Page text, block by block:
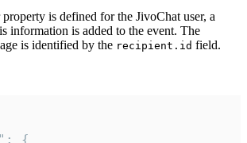
property is defined for the JivoChat user, a
information is added to the event. The
is identified by the recipient.id field.